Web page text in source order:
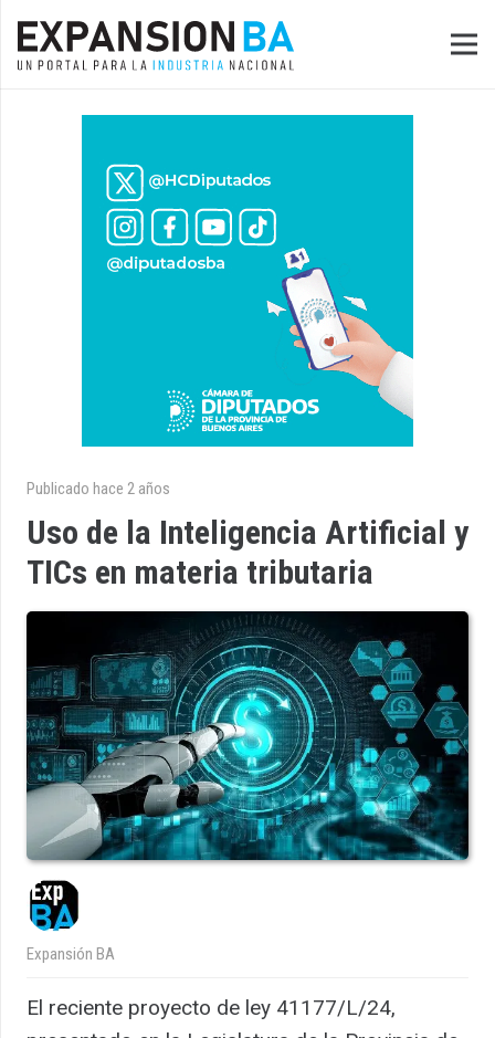
Publicado hace 2 años
Uso de la Inteligencia Artificial y
TICs en materia tributaria
Expansión BA
El reciente proyecto de ley 41177/L/24,